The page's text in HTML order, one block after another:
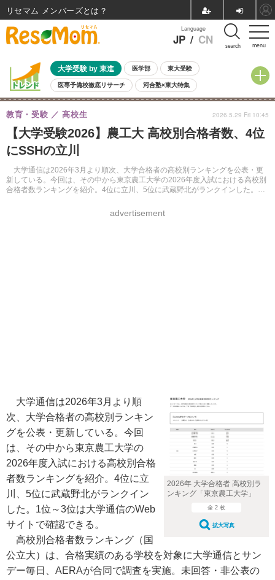
menu
Language
JP / CN search
大学受験 by 東進 医学部 東大受験
医専予備校徹底リサーチ 河合塾×東大特集
親子で考える大学選び 高校受験 中学受験 小学校受験
共通テスト 夏休み
8月開催イベント・WS 全国公立高校 過去問 人気記事
自由研究教材（小学生向け）
【大学受験2026】農工大 高校別合格者数、4位
にSSHの立川
大学通信は2026年3月より順次、大学合格者の高校別ランキングを公表・更
新している。今回は、その中から東京農工大学の2026年度入試における高校別
合格者数ランキングを紹介。4位に立川、5位に武蔵野北がランクインした。1
教育・受験 高校生
advertisement
2026.5.29 Fri 10:45
2026年 大学合格者 高校別ラ
ンキング「東京農工大学」
全 2 枚
拡大写真
大学通信は2026年3月より順
次、大学合格者の高校別ランキン
グを公表・更新している。今回
は、その中から東京農工大学の
2026年度入試における高校別合格
者数ランキングを紹介。4位に立
川、5位に武蔵野北がランクイン
した。1位～3位は大学通信のWeb
サイトで確認できる。
高校別合格者数ランキング（国
公立大）は、合格実績のある学校を対象に大学通信とサン
デー毎日、AERAが合同で調査を実施。未回答・非公表の
リセマム メンバーズ